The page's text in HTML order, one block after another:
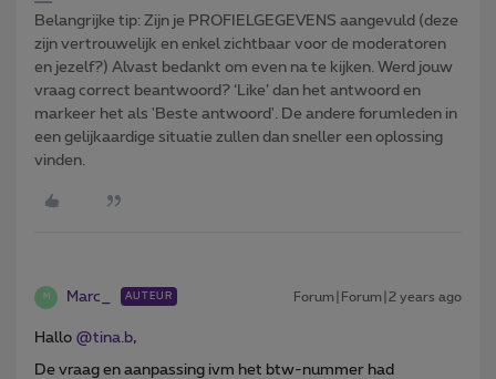
Belangrijke tip: Zijn je PROFIELGEGEVENS aangevuld (deze
zijn vertrouwelijk en enkel zichtbaar voor de moderatoren
en jezelf?) Alvast bedankt om even na te kijken. Werd jouw
vraag correct beantwoord? ‘Like’ dan het antwoord en
markeer het als 'Beste antwoord'. De andere forumleden in
een gelijkaardige situatie zullen dan sneller een oplossing
vinden.
M Marc_ AUTEUR Forum|Forum|2 years ago
Hallo @tina.b,
De vraag en aanpassing ivm het btw-nummer had